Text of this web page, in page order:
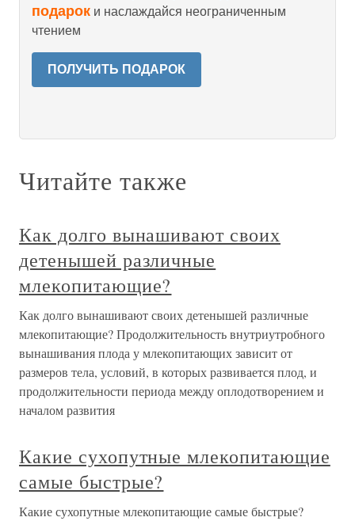
подарок и наслаждайся неограниченным
чтением
ПОЛУЧИТЬ ПОДАРОК
Читайте также
Как долго вынашивают своих
детенышей различные
млекопитающие?
Как долго вынашивают своих детенышей различные
млекопитающие? Продолжительность внутриутробного
вынашивания плода у млекопитающих зависит от
размеров тела, условий, в которых развивается плод, и
продолжительности периода между оплодотворением и
началом развития
Какие сухопутные млекопитающие
самые быстрые?
Какие сухопутные млекопитающие самые быстрые?